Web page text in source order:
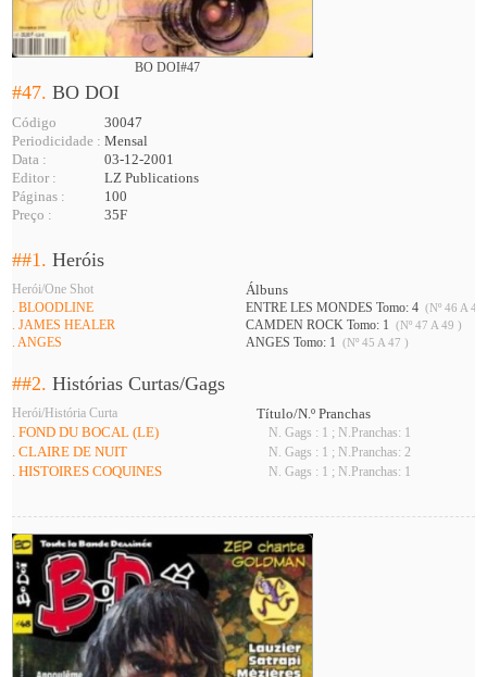
BO DOI#47
#47.BO DOI
Código
30047
Periodicidade : Mensal
Data :
03-12-2001
Editor :
LZ Publications
Páginas :
100
Preço :
35F
##1.Heróis
Herói/One Shot Álbuns
. BLOODLINE ENTRE LES MONDES Tomo: 4 (Nº 46 A 48
. JAMES HEALER CAMDEN ROCK Tomo: 1 (Nº 47 A 49 )
. ANGES ANGES Tomo: 1 (Nº 45 A 47 )
##2.Histórias Curtas/Gags
Herói/História Curta
Título/N.º Pranchas
. FOND DU BOCAL (LE)
N. Gags : 1 ; N.Pranchas: 1
. CLAIRE DE NUIT N. Gags : 1 ; N.Pranchas: 2
. HISTOIRES COQUINES N. Gags : 1 ; N.Pranchas: 1